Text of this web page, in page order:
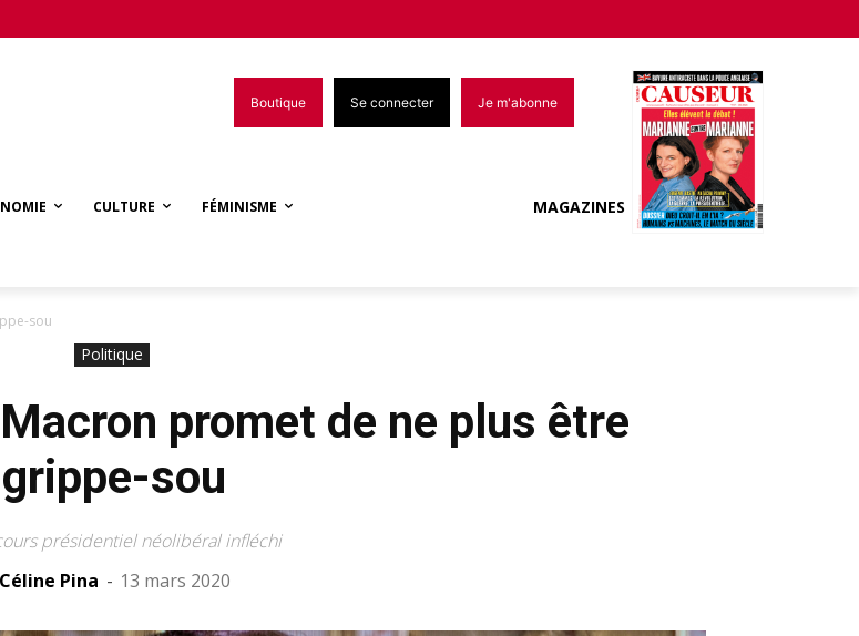
Boutique Se connecter Je m'abonne
CULTURE FÉMINISME MAGAZINES
sou
Politique
promet de ne plus être
grippe-sou
présidentiel néolibéral infléchi
Céline Pina - 13 mars 2020